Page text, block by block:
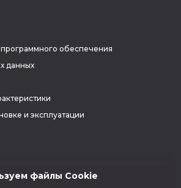
обеспечения
данных
и эксплуатации
файлы Cookie